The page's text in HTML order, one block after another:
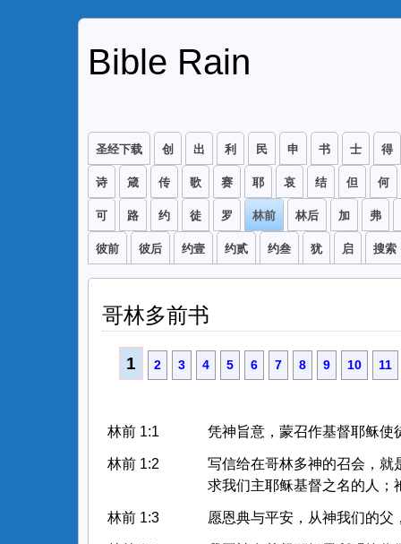
Bible Rain
圣经下载 创 出 利 民 申 书 士 得
诗 箴 传 歌 赛 耶 哀 结 但 何
可 路 约 徒 罗 林前 林后 加 弗
彼前 彼后 约壹 约贰 约叁 犹 启 搜索
哥林多前书
1 2 3 4 5 6 7 8 9 10 11
林前 1:1 凭神旨意，蒙召作基督耶稣使
林前 1:2
写信给在哥林多神的召会，就
求我们主耶稣基督之名的人；
林前 1:3 愿恩典与平安，从神我们的父